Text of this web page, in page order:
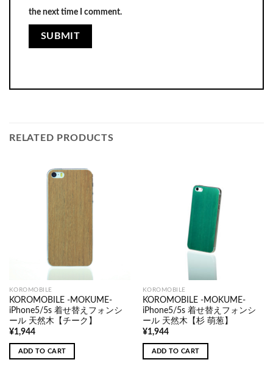
the next time I comment.
RELATED PRODUCTS
KOROMOBILE
KOROMOBILE -MOKUME-
iPhone5/5s 着せ替えフォンシ
ール 天然木【チーク】
¥1,944
ADD TO CART
KOROMOBILE
KOROMOBILE -MOKUME-
iPhone5/5s 着せ替えフォンシ
ール 天然木【杉 萌葱】
¥1,944
ADD TO CART